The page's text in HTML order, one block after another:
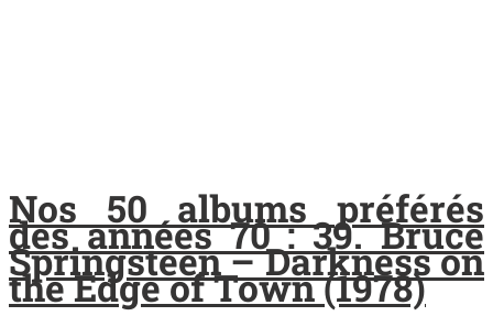
Nos 50 albums préférés
des années 70 : 39. Bruce
Springsteen – Darkness on
the Edge of Town (1978)